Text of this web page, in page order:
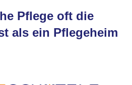
Pflege oft die
als ein Pflegeheim